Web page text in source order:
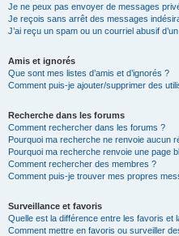
Je ne peux pas envoyer de messages
Je reçois sans arrêt des messages
J’ai reçu un spam ou un courriel abusif
Amis et ignorés
Que sont mes listes d’amis et d’ignorés ?
Comment puis-je ajouter/supprimer des
Recherche dans les forums
Comment rechercher dans les forums ?
Pourquoi ma recherche ne renvoie aucun
Pourquoi ma recherche renvoie une page
Comment rechercher des membres ?
Comment puis-je trouver mes propres
Surveillance et favoris
Quelle est la différence entre les favoris et
Comment mettre en favoris ou surveiller